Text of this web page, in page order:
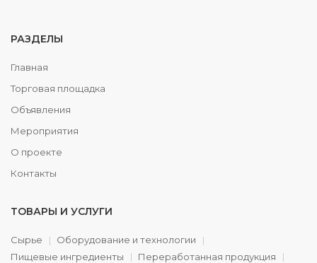
РАЗДЕЛЫ
Главная
Торговая площадка
Объявления
Мероприятия
О проекте
Контакты
ТОВАРЫ И УСЛУГИ
Сырье
Оборудование и технологии
Пищевые ингредиенты
Переработанная продукция